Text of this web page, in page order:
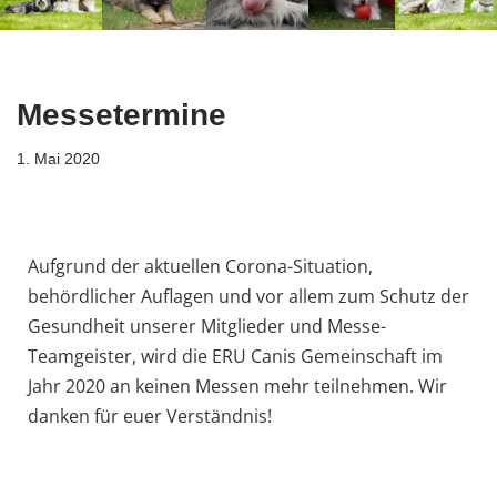
Messetermine
1. Mai 2020
Aufgrund der aktuellen Corona-Situation,
behördlicher Auflagen und vor allem zum Schutz der
Gesundheit unserer Mitglieder und Messe-
Teamgeister, wird die ERU Canis Gemeinschaft im
Jahr 2020 an keinen Messen mehr teilnehmen. Wir
danken für euer Verständnis!